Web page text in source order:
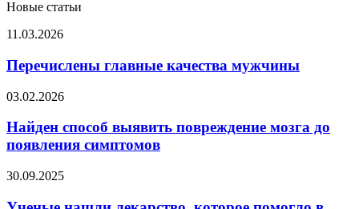
Новые статьи
Перечислены
качества
мужчины
11.03.2026
Перечислены главные качества мужчины
Найден
выявить
повреждение
мозга
появления
03.02.2026
Найден способ выявить повреждение мозга до
появления симптомов
Ученые
лекарство,
30.09.2025